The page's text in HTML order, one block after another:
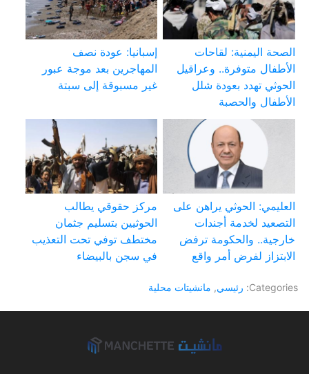
الصحة اليمنية: لقاحات
الأطفال متوفرة.. وعراقيل
الحوثي تهدد بعودة شلل
الأطفال والحصبة
إسبانيا: عودة نصف
المهاجرين بعد موجة عبور
غير مسبوقة إلى سبتة
العليمي: الحوثي يراهن على
التصعيد لخدمة أجندات
خارجية.. والحكومة ترفض
الابتزاز لفرض أمر واقع
مركز حقوقي يطالب
الحوثيين بتسليم جثمان
مختطف توفي تحت التعذيب
في سجن بالبيضاء
Categories: رئيسي, مانشيتات محلية